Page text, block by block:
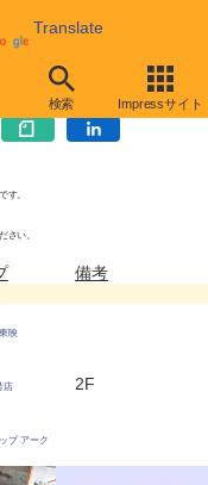
Translate
検索 Impressサイト
号
す。
さい。
備考
映
店 2F
プ アーク